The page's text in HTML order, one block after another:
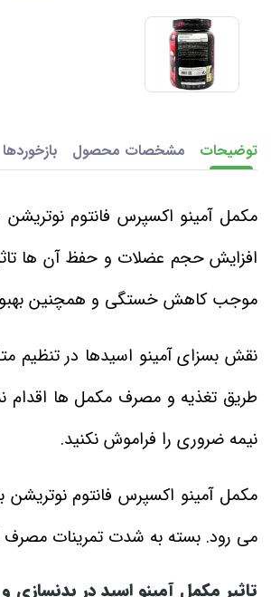
توضیحات مشخصات محصول بازخوردها
افزایش حجم عضلات و حفظ آن ها
موجب کاهش خستگی و همچنین
نقش بسزای آمینو اسیدها در تنظیم
طریق تغذیه و مصرف مکمل ها اقدام
نیمه ضروری را فراموش نکنید.
می‌ رود. بسته به شدت تمرینات مصرف
تاثیر مکمل آمینو اسید در بدنسازی